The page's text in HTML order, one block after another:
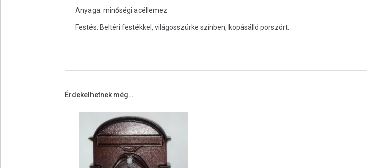
Anyaga: minőségi acéllemez
Festés: Beltéri festékkel, világosszürke színben, kopásálló porszórt.
Érdekelhetnek még…